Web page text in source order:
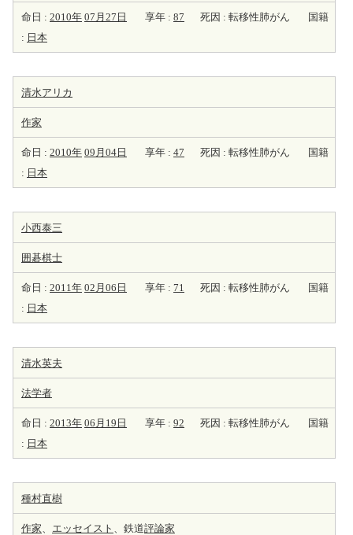
命日 : 2010年 07月27日 享年 : 87 死因 : 転移性肺がん
国籍
: 日本
清水アリカ
作家
命日 : 2010年 09月04日 享年 : 47 死因 : 転移性肺がん
国籍
: 日本
小西泰三
囲碁棋士
命日 : 2011年 02月06日 享年 : 71 死因 : 転移性肺がん
国籍
: 日本
清水英夫
法学者
命日 : 2013年 06月19日 享年 : 92 死因 : 転移性肺がん
国籍
: 日本
種村直樹
作家、 エッセイスト 、鉄道評論家